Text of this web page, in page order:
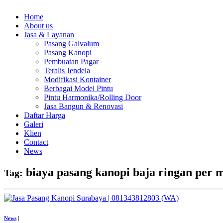
Home
About us
Jasa & Layanan
Pasang Galvalum
Pasang Kanopi
Pembuatan Pagar
Teralis Jendela
Modifikasi Kontainer
Berbagai Model Pintu
Pintu Harmonika/Rolling Door
Jasa Bangun & Renovasi
Daftar Harga
Galeri
Klien
Contact
News
Tag: biaya pasang kanopi baja ringan per
News